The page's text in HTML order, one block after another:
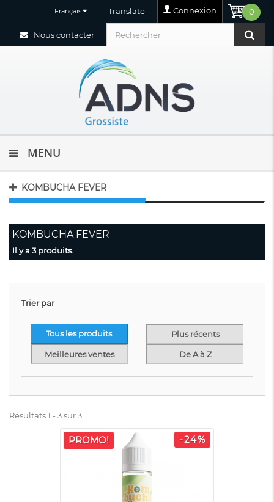
0
Connexion
Translate
Français
Nous contacter
MENU
KOMBUCHA FEVER
KOMBUCHA FEVER
Il y a 3 produits.
Trier par
Tous les produits Plus récents
Meilleures ventes De A à Z
Résultats 1 - 3 sur 3.
PROMO! -24%